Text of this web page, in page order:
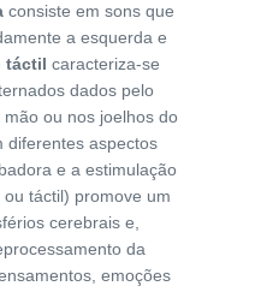
consiste em sons que
a esquerda e
táctil caracteriza-se
dados pelo
ou nos joelhos do
diferentes aspectos
e a estimulação
táctil) promove um
cerebrais e,
da
emoções